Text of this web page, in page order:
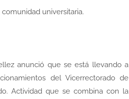
universitaria.
anunció que se está llevando a
del Vicerrectorado de
Actividad que se combina con la